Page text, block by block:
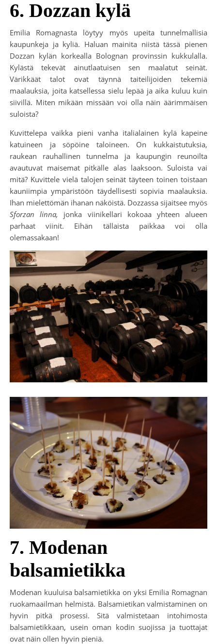
6. Dozzan kylä
Emilia Romagnasta löytyy myös upeita tunnelmallisia
kaupunkeja ja kyliä. Haluan mainita niistä tässä pienen
Dozzan kylän korkealla Bolognan provinssin kukkulalla.
Kylästä tekevät ainutlaatuisen sen maalatut seinät.
Värikkäät talot ovat täynnä taiteilijoiden tekemiä
maalauksia, joita katsellessa sielu lepää ja aika kuluu kuin
siivillä. Miten mikään missään voi olla näin äärimmäisen
suloista?
Kuvittelepa vaikka pieni vanha italialainen kylä kapeine
katuineen ja söpöine taloineen. On kukkaistutuksia,
raukean rauhallinen tunnelma ja kaupungin reunoilta
avautuvat maisemat pitkälle alas laaksoon. Suloista vai
mitä? Kuvittele vielä talojen seinät täyteen toinen toistaan
kauniimpia ympäristöön täydellisesti sopivia maalauksia.
Ihan mielettömän ihanan näköistä. Dozzassa sijaitsee myös
Sforzan linna,
jonka viinikellari kokoaa yhteen alueen
parhaat viinit. Eihän tällaista paikkaa voi olla
olemassakaan!
7. Modenan
balsamietikka
Modenan kuuluisa balsamietikka on yksi Emilia Romagnan
ruokamaailman helmistä. Balsamietikan valmistaminen on
hyvin pitkä prosessi. Sitä valmistetaan intohimosta
balsamietikkaan, usein oman kodin suojissa ja tuottajat
ovat näin ollen hyvin pieniä.